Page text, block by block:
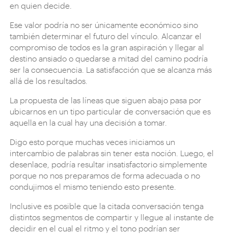
en quien decide.
Ese valor podría no ser únicamente económico sino
también determinar el futuro del vínculo. Alcanzar el
compromiso de todos es la gran aspiración y llegar al
destino ansiado o quedarse a mitad del camino podría
ser la consecuencia. La satisfacción que se alcanza más
allá de los resultados.
La propuesta de las líneas que siguen abajo pasa por
ubicarnos en un tipo particular de conversación que es
aquella en la cual hay una decisión a tomar.
Digo esto porque muchas veces iniciamos un
intercambio de palabras sin tener esta noción. Luego, el
desenlace, podría resultar insatisfactorio simplemente
porque no nos preparamos de forma adecuada o no
condujimos el mismo teniendo esto presente.
Inclusive es posible que la citada conversación tenga
distintos segmentos de compartir y llegue al instante de
decidir en el cual el ritmo y el tono podrían ser